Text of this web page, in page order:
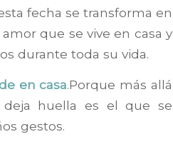
fecha se transforma en
que se vive en casa y
durante toda su vida.
en casa.Porque más allá
huella es el que se
gestos.